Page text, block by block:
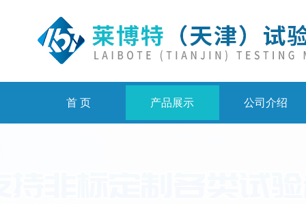
首 页 产品展示 公司介绍